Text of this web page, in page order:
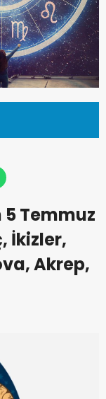
Temmuz
İkizler,
Akrep,